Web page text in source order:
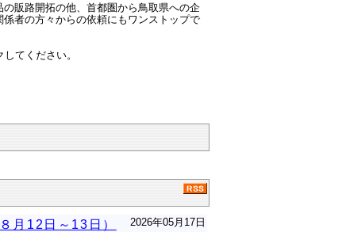
販路開拓の他、首都圏から鳥取県への企
者の方々からの依頼にもワンストップで
てください。
2026年05月17日
月12日～13日）